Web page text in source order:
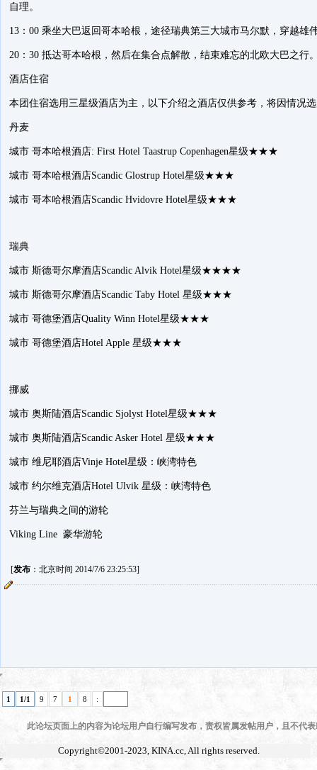
自理。
13：00 乘坐大巴返回哥本哈根，途径瑞典第三大城市马尔默，穿越雄
20：30 抵达哥本哈根，然后在集合点解散，结束难忘的北欧大巴之行
酒店住宿
本团住宿选用三星级酒店为主，以下介绍之酒店仅供参考，将因情况
丹麦
城市 哥本哈根酒店: First Hotel Taastrup Copenhagen星级★★★
城市 哥本哈根酒店Scandic Glostrup Hotel星级★★★
城市 哥本哈根酒店Scandic Hvidovre Hotel星级★★★
瑞典
城市 斯德哥尔摩酒店Scandic Alvik Hotel星级★★★★
城市 斯德哥尔摩酒店Scandic Taby Hotel 星级★★★
城市 哥德堡酒店Quality Winn Hotel星级★★★
城市 哥德堡酒店Hotel Apple 星级★★★
挪威
城市 奥斯陆酒店Scandic Sjolyst Hotel星级★★★
城市 奥斯陆酒店Scandic Asker Hotel 星级★★★
城市 维尼耶酒店Vinje Hotel星级：峡湾特色
城市 约尔维克酒店Hotel Ulvik 星级：峡湾特色
芬兰与瑞典之间的游轮
Viking Line 豪华游轮
[发布：北京时间 2014/7/6 23:25:53]
1 1/1 9 7 1 8 :
此论坛页面上的内容为论坛用户自行编写发布，责权皆属发帖用户，且不代
Copyright©2001-2023, KINA.cc, All rights reserved.